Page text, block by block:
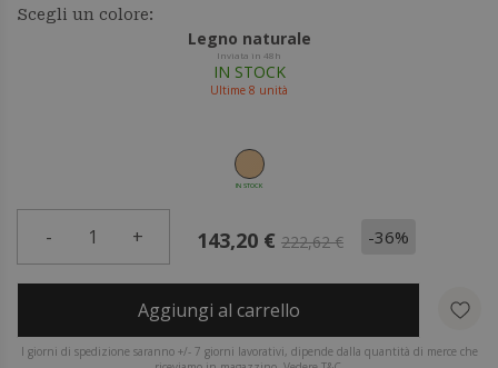
Scegli un colore:
Legno naturale
Inviata in 48h
IN STOCK
Ultime 8 unità
IN STOCK
- 1 + 143,20 € 222,62 € -36%
Aggiungi al carrello
I giorni di spedizione saranno +/- 7 giorni lavorativi, dipende dalla quantità di merce che